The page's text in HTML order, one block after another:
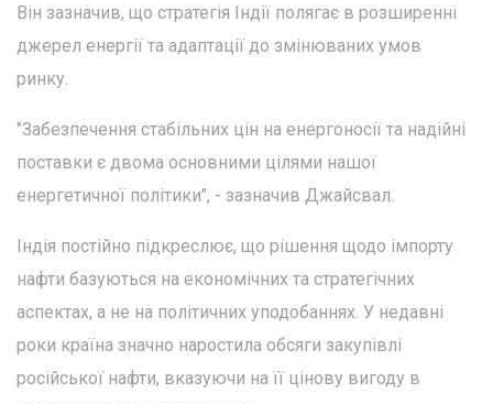
Він зазначив, що стратегія Індії полягає в розширенні
джерел енергії та адаптації до змінюваних умов
ринку.
"Забезпечення стабільних цін на енергоносії та надійні
поставки є двома основними цілями нашої
енергетичної політики", - зазначив Джайсвал.
Індія постійно підкреслює, що рішення щодо імпорту
нафти базуються на економічних та стратегічних
аспектах, а не на політичних уподобаннях. У недавні
роки країна значно наростила обсяги закупівлі
російської нафти, вказуючи на її цінову вигоду в